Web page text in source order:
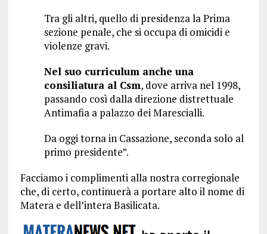
Tra gli altri, quello di presidenza la Prima
sezione penale, che si occupa di omicidi e
violenze gravi.
Nel suo curriculum anche una
consiliatura al Csm, dove arriva nel 1998,
passando così dalla direzione distrettuale
Antimafia a palazzo dei Marescialli.
Da oggi torna in Cassazione, seconda solo al
primo presidente”.
Facciamo i complimenti alla nostra corregionale
che, di certo, continuerà a portare alto il nome di
Matera e dell’intera Basilicata.